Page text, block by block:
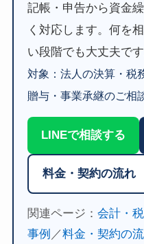
記帳・申告から資金
く対応します。何を
い段階でも大丈夫です
対象：法人の決算・税
贈与・事業承継のご相
LINEで相談する
料金・契約の流れ
関連ページ： 会計・
事例 ／料金・契約の